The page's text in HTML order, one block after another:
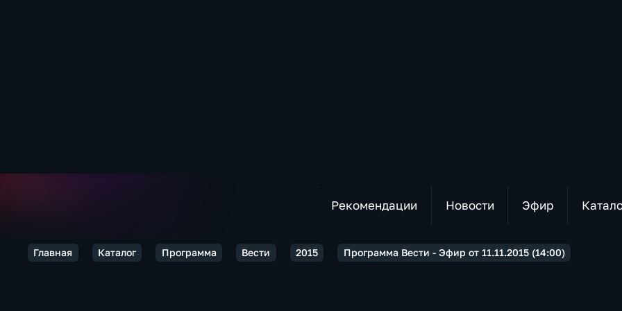
Рекомендации Новости Эфир
Главная Каталог Программа Вести 2015 Программа Вести - Эфир от 11.11.2015 (14:00)